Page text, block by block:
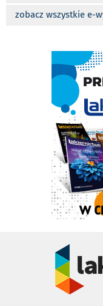
zobacz wszystkie e-